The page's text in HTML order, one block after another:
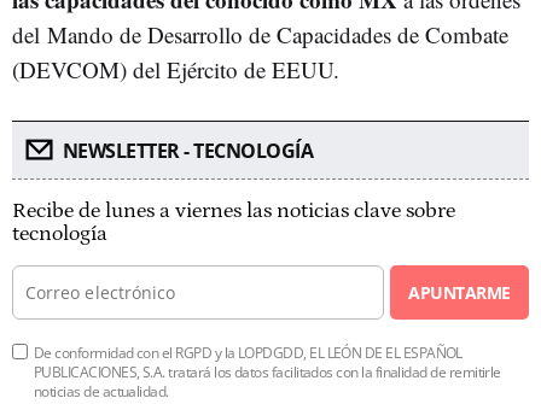
del Mando de Desarrollo de Capacidades de Combate
(DEVCOM) del Ejército de EEUU.
NEWSLETTER - TECNOLOGÍA
Recibe de lunes a viernes las noticias clave sobre
tecnología
APUNTARME
De conformidad con el RGPD y la LOPDGDD, EL LEÓN DE EL ESPAÑOL
PUBLICACIONES, S.A. tratará los datos facilitados con la finalidad de remitirle
noticias de actualidad.